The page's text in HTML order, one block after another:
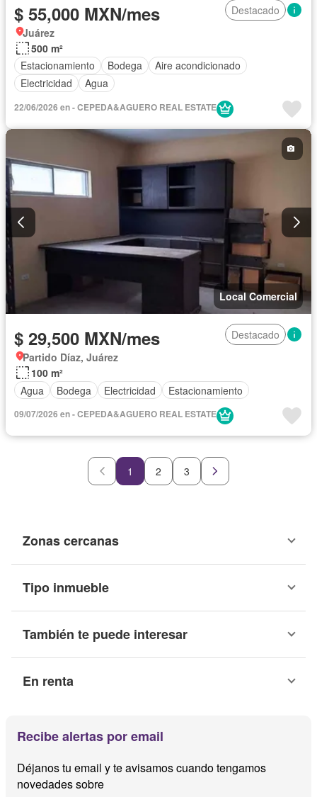
$ 55,000 MXN/mes
Destacado
Juárez
500 m²
Estacionamiento
Bodega
Aire acondicionado
Electricidad
Agua
22/06/2026 en - CEPEDA&AGUERO REAL ESTATE
Local Comercial
$ 29,500 MXN/mes
Destacado
Partido Díaz, Juárez
100 m²
Agua
Bodega Electricidad Estacionamiento
09/07/2026 en - CEPEDA&AGUERO REAL ESTATE
1 2 3
Zonas cercanas
Tipo inmueble
También te puede interesar
En renta
Recibe alertas por email
Déjanos tu email y te avisamos cuando tengamos
novedades sobre